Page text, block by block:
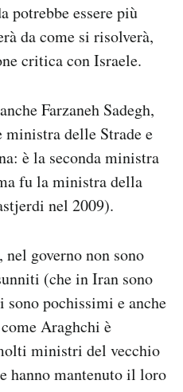
potrebbe essere più
da come si risolverà,
critica con Israele.
Farzaneh Sadegh,
ministra delle Strade e
è la seconda ministra
fu la ministra della
nel 2009).
governo non sono
(che in Iran sono
pochissimi e anche
Araghchi è
ministri del vecchio
hanno mantenuto il loro